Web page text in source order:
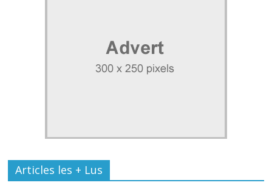
Articles les + Lus